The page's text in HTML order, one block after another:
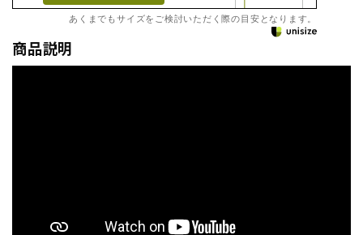
あくまでもサイズをご検討いただく際の目安となります。
商品説明